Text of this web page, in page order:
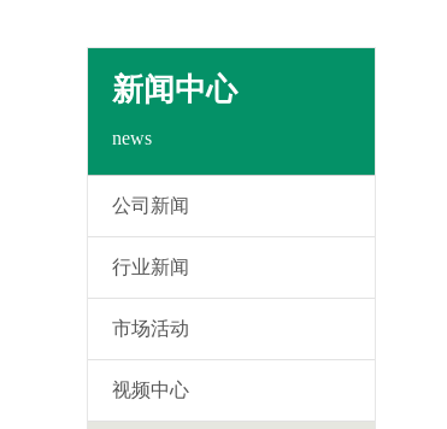
新闻中心
news
公司新闻
行业新闻
市场活动
视频中心